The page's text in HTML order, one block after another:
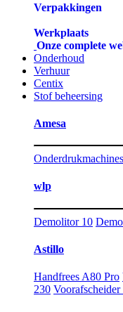
Verpakkingen
Werkplaats
Onze complete
Onderhoud
Verhuur
Centix
Stof beheersing
Amesa
Onderdrukmachines
wlp
Demolitor 10
Astillo
Handfrees A80 Pro
230